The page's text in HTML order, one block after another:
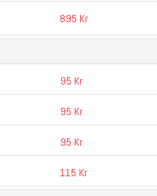
895 Kr
95 Kr
95 Kr
95 Kr
115 Kr